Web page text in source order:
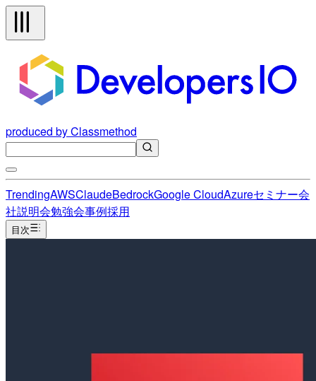
produced by Classmethod
TrendingAWSClaudeBedrockGoogle CloudAzureセミナー会
社説明会勉強会事例採用
目次